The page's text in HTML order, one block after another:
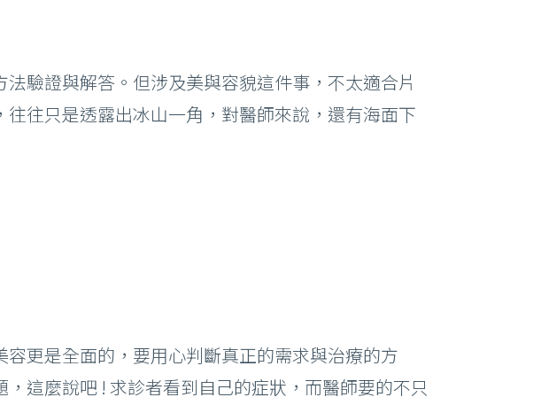
驗證與解答。但涉及美與容貌這件事，不太適合片
往只是透露出冰山一角，對醫師來說，還有海面下
更是全面的，要用心判斷真正的需求與治療的方
這麼說吧 ! 求診者看到自己的症狀，而醫師要的不只